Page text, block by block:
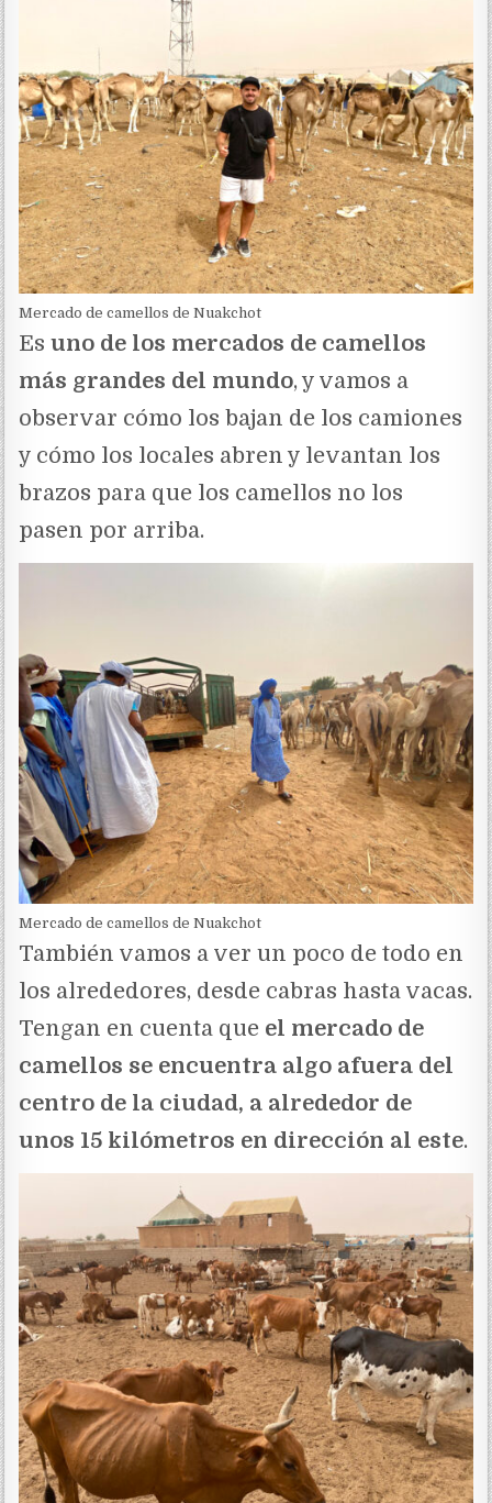
Mercado de camellos de Nuakchot
Esuno de los mercados de camellos
más grandes del mundo, y vamos a
observar cómo los bajan de los camiones
y cómo los locales abren y levantan los
brazos para que los camellos no los
pasen por arriba.
Mercado de camellos de Nuakchot
También vamos a ver un poco de todo en
los alrededores, desde cabras hasta vacas.
Tengan en cuenta que el mercado de
camellos se encuentra algo afuera del
centro de la ciudad, a alrededor de
unos 15 kilómetros en dirección al este.